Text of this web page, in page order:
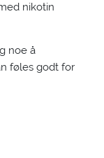
nikotin
noe å
føles godt for